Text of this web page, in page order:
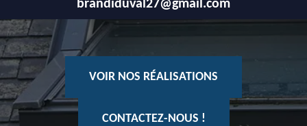
brandiduval27@gmail.com
VOIR NOS RÉALISATIONS
CONTACTEZ-NOUS !